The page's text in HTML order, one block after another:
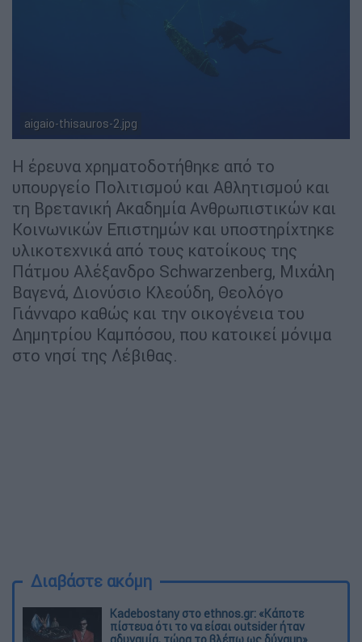
aigaio-thisauros-2.jpg
Η έρευνα χρηματοδοτήθηκε από το
υπουργείο Πολιτισμού και Αθλητισμού και
τη Βρετανική Ακαδημία Ανθρωπιστικών και
Κοινωνικών Επιστημών και υποστηρίχτηκε
υλικοτεχνικά από τους κατοίκους της
Πάτμου Αλέξανδρο Schwarzenberg, Μιχάλη
Βαγενά, Διονύσιο Κλεούδη, Θεολόγο
Γιάνναρο καθώς και την οικογένεια του
Δημητρίου Καμπόσου, που κατοικεί μόνιμα
στο νησί της Λέβιθας.
Διαβάστε ακόμη
Kadebostany στο ethnos.gr: «Κάποτε
πίστευα ότι το να είσαι outsider ήταν